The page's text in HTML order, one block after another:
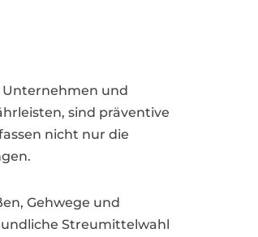
und
sind präventive
nicht nur die
Gehwege und
Streumittelwahl